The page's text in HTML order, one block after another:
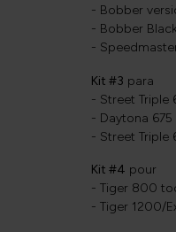
- Bobber
- Bobber
-
Kit #3 para
- Street Triple
- Daytona 675
- Street Triple
Kit #4 pour
- Tiger 800
- Tiger 1200/